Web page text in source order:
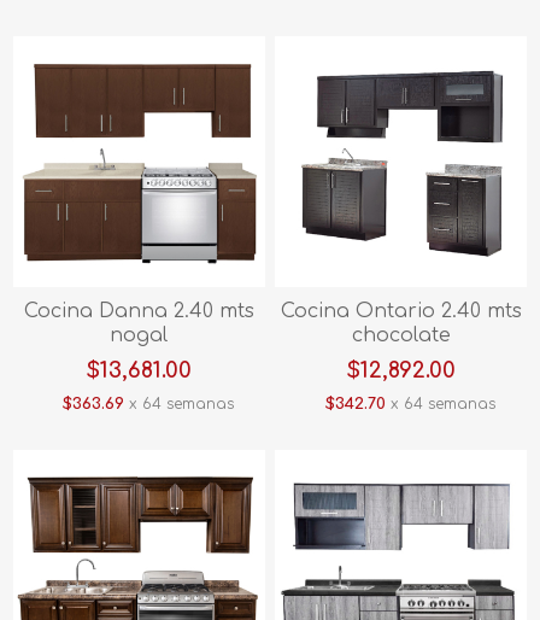
Cocina Danna 2.40 mts
nogal
$13,681.00
$363.69 x 64 semanas
Cocina Ontario 2.40 mts
chocolate
$12,892.00
$342.70 x 64 semanas